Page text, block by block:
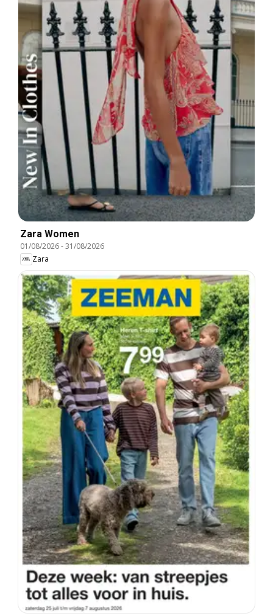
Zara Women
01/08/2026-31/08/2026
Zara